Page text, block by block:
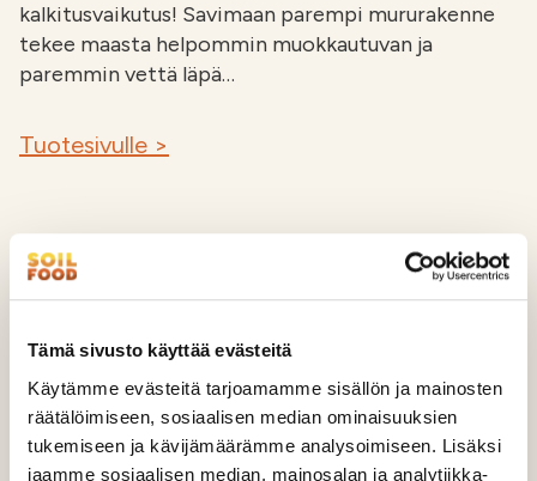
Tämä sivusto käyttää evästeitä
Käytämme evästeitä tarjoamamme sisällön ja mainosten
räätälöimiseen, sosiaalisen median ominaisuuksien
tukemiseen ja kävijämäärämme analysoimiseen. Lisäksi
jaamme sosiaalisen median, mainosalan ja analytiikka-
kalkitusvaikutus! Savimaan parempi mururakenne
tekee maasta helpommin muokkautuvan ja
paremmin vettä läpä…
Tuotesivulle >